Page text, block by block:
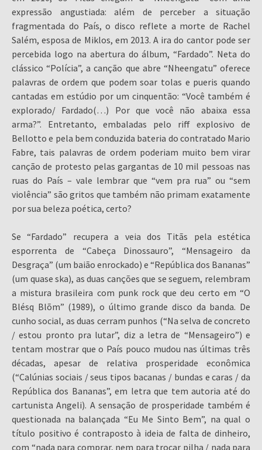
expressão angustiada: além de perceber a situação
fragmentada do País, o disco reflete a morte de Rachel
Salém, esposa de Miklos, em 2013. A ira do cantor pode ser
percebida logo na abertura do álbum, “Fardado”. Neta do
clássico “Polícia”, a canção que abre “Nheengatu” oferece
palavras de ordem que podem soar tolas e pueris quando
cantadas em estúdio por um cinquentão: “Você também é
explorado/ Fardado(…) Por que você não abaixa essa
arma?”. Entretanto, embaladas pelo riff explosivo de
Bellotto e pela bem conduzida bateria do contratado Mario
Fabre, tais palavras de ordem poderiam muito bem virar
canção de protesto pelas gargantas de 10 mil pessoas nas
ruas do País – vale lembrar que “vem pra rua” ou “sem
violência” são gritos que também não primam exatamente
por sua beleza poética, certo?
Se “Fardado” recupera a veia dos Titãs pela estética
esporrenta de “Cabeça Dinossauro”, “Mensageiro da
Desgraça” (um baião enrockado) e “República dos Bananas”
(um quase ska), as duas canções que se seguem, relembram
a mistura brasileira com punk rock que deu certo em “O
Blésq Blõm” (1989), o último grande disco da banda. De
cunho social, as duas cerram punhos (“Na selva de concreto
/ estou pronto pra lutar”, diz a letra de “Mensageiro”) e
tentam mostrar que o País pouco mudou nas últimas três
décadas, apesar de relativa prosperidade econômica
(“Calúnias sociais / seus tipos bacanas / bundas e caras / da
República dos Bananas”, em letra que tem autoria até do
cartunista Angeli). A sensação de prosperidade também é
questionada na balançada “Eu Me Sinto Bem”, na qual o
título positivo é contraposto à ideia de falta de dinheiro,
com “nada para comprar, nem para trocar pilha / nada para